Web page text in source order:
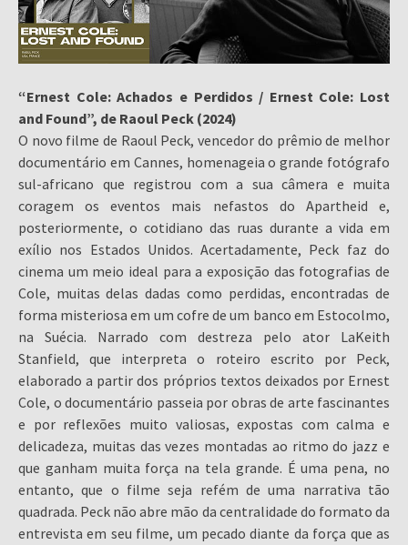
“Ernest Cole: Achados e Perdidos / Ernest Cole: Lost
and Found”, de Raoul Peck (2024)
O novo filme de Raoul Peck, vencedor do prêmio de melhor
documentário em Cannes, homenageia o grande fotógrafo
sul-africano que registrou com a sua câmera e muita
coragem os eventos mais nefastos do Apartheid e,
posteriormente, o cotidiano das ruas durante a vida em
exílio nos Estados Unidos. Acertadamente, Peck faz do
cinema um meio ideal para a exposição das fotografias de
Cole, muitas delas dadas como perdidas, encontradas de
forma misteriosa em um cofre de um banco em Estocolmo,
na Suécia. Narrado com destreza pelo ator LaKeith
Stanfield, que interpreta o roteiro escrito por Peck,
elaborado a partir dos próprios textos deixados por Ernest
Cole, o documentário passeia por obras de arte fascinantes
e por reflexões muito valiosas, expostas com calma e
delicadeza, muitas das vezes montadas ao ritmo do jazz e
que ganham muita força na tela grande. É uma pena, no
entanto, que o filme seja refém de uma narrativa tão
quadrada. Peck não abre mão da centralidade do formato da
entrevista em seu filme, um pecado diante da força que as